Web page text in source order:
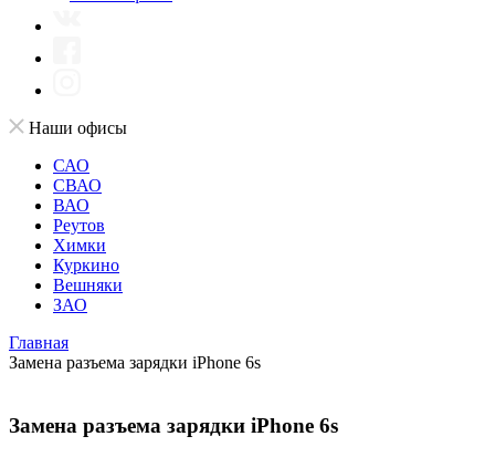
Наши офисы
САО
СВАО
ВАО
Реутов
Химки
Куркино
Вешняки
ЗАО
Главная
Замена разъема зарядки iPhone 6s
Замена разъема зарядки iPhone 6s